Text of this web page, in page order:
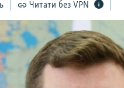
Читати без VPN